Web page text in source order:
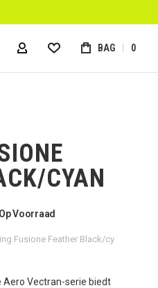
ACCOUNT BAG 0
CYAN
Voorraad
Fusione Feather Black/cy
Aero Vectran-serie biedt